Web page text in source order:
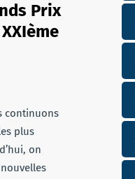
Prix
continuons
plus
on
nouvelles